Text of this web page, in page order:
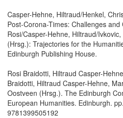
Casper-Hehne, Hiltraud/Henkel,
Post-Corona-Times: Challenges
Rosi/Casper-Hehne, Hiltraud/
(Hrsg.): Trajectories for the
Edinburgh Publishing House.
Rosi Braidotti, Hiltraud Casper-
Braidotti, Hiltraud Casper-Hehne,
Oostveen (Hrsg.). The Edinburgh
European Humanities. Edinburgh.
9781399505192